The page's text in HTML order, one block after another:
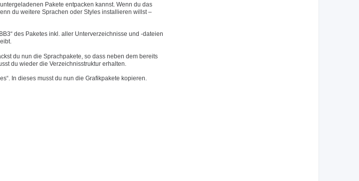
Pakete entpacken kannst. Wenn du das
du weitere Sprachen oder Styles installieren willst –
des Paketes inkl. aller Unterverzeichnisse und -dateien
du nun die Sprachpakete, so dass neben dem bereits
du wieder die Verzeichnisstruktur erhalten.
In dieses musst du nun die Grafikpakete kopieren.